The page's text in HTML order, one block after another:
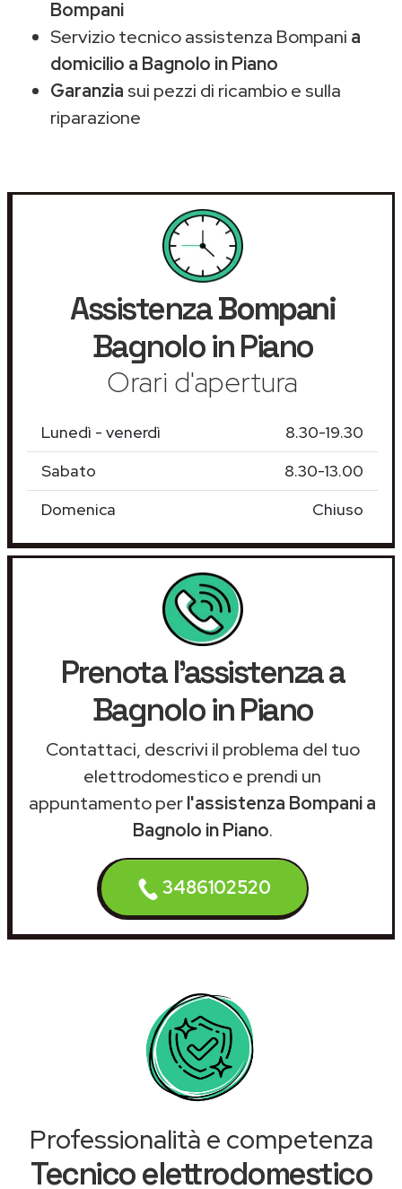
Bompani
Servizio tecnico assistenza Bompani a
domicilio a Bagnolo in Piano
Garanzia sui pezzi di ricambio e sulla
riparazione
AssistenzaBompani
Bagnolo in Piano
Orari d'apertura
Lunedì - venerdì
8.30-19.30
Sabato
8.30-13.00
Domenica
Chiuso
Prenota l'assistenza a
Bagnolo in Piano
Contattaci, descrivi il problema del tuo
elettrodomestico e prendi un
appuntamento perl'assistenza Bompani a
Bagnolo in Piano.
3486102520
Professionalità e competenza
Tecnico elettrodomestico